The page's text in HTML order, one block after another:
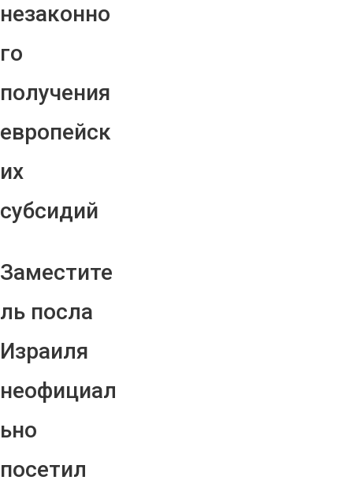
незаконно
го
получения
европейск
их
субсидий
Заместите
ль посла
Израиля
неофициал
ьно
посетил